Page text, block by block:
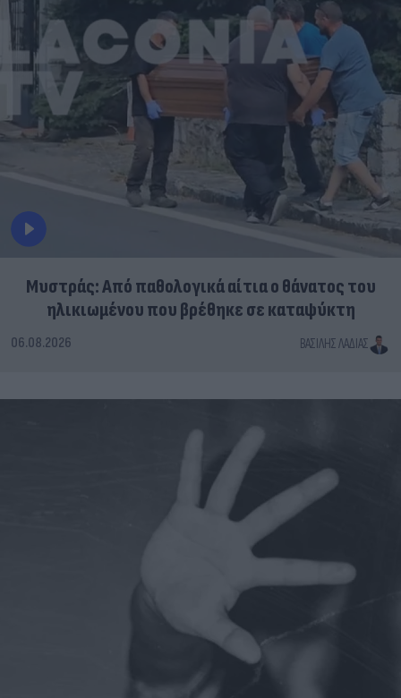
Μυστράς: Από παθολογικά αίτια ο θάνατος του
ηλικιωμένου που βρέθηκε σε καταψύκτη
06.08.2026 ΒΑΣΊΛΗΣ ΛΑΔΙΆΣ